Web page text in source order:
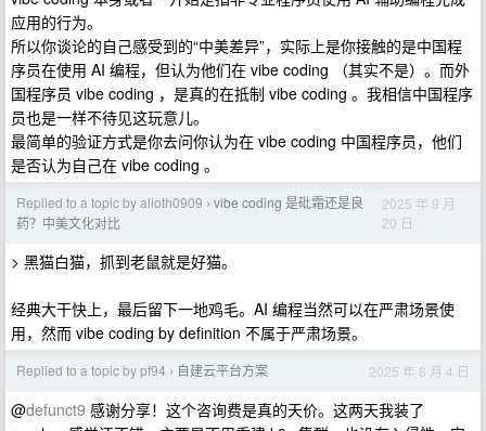
应用的行为。
所以你谈论的自己感受到的“中美差异”，实际上是你接触的是中国程
序员在使用 AI 编程，但认为他们在 vibe coding （其实不是）。而外
国程序员 vibe coding ，是真的在抵制 vibe coding 。我相信中国程序
员也是一样不待见这玩意儿。
最简单的验证方式是你去问你认为在 vibe coding 中国程序员，他们
是否认为自己在 vibe coding 。
Replied to a topic by alioth0909 › vibe coding 是砒霜还是良
药？中美文化对比
2025 年 9 月
20 日
> 黑猫白猫，抓到老鼠就是好猫。
经典大干快上，最后留下一地鸡毛。AI 编程当然可以在严肃场景使
用，然而 vibe coding by definition 不属于严肃场景。
Replied to a topic by pf94 › 自建云平台方案 2025 年 8 月 4 日
@defunct9 感谢分享！这个咨询费是真的天价。这两天我装了